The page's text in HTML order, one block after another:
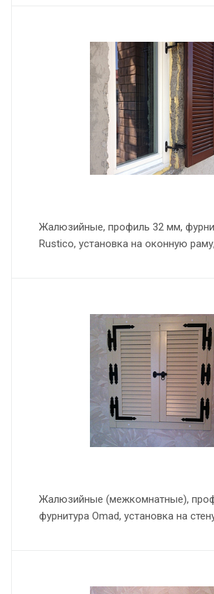
Жалюзийные, профиль 32 мм,
Rustico, установка на оконную
Жалюзийные (межкомнатные),
фурнитура Omad, установка на